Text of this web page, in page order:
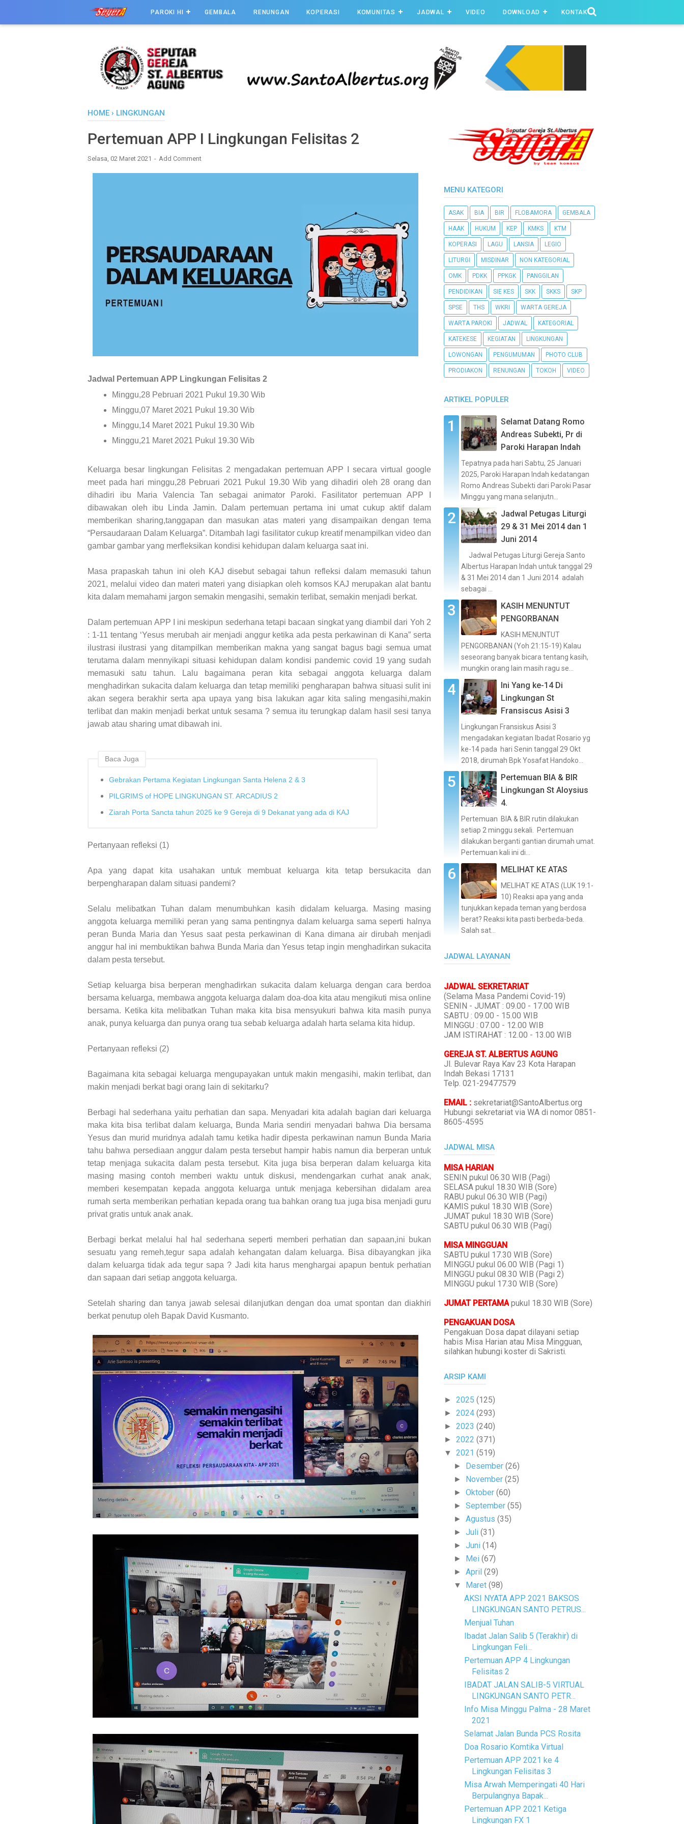
PAROKI HI GEMBALA RENUNGAN KOPERASI KOMUNITAS JADWAL VIDEO DOWNLOAD KONTAK
HOME › LINGKUNGAN
Pertemuan APP I Lingkungan Felisitas 2
Selasa, 02 Maret 2021 Add Comment
Jadwal Pertemuan APP Lingkungan Felisitas 2
Minggu,28 Pebruari 2021 Pukul 19.30 Wib
Minggu,07 Maret 2021 Pukul 19.30 Wib
Minggu,14 Maret 2021 Pukul 19.30 Wib
Minggu,21 Maret 2021 Pukul 19.30 Wib
Keluarga besar lingkungan Felisitas 2 mengadakan pertemuan APP I secara virtual google
meet pada hari minggu,28 Pebruari 2021 Pukul 19.30 Wib yang dihadiri oleh 28 orang dan
dihadiri ibu Maria Valencia Tan sebagai animator Paroki. Fasilitator pertemuan APP I
dibawakan oleh ibu Linda Jamin. Dalam pertemuan pertama ini umat cukup aktif dalam
memberikan sharing,tanggapan dan masukan atas materi yang disampaikan dengan tema
“Persaudaraan Dalam Keluarga”. Ditambah lagi fasilitator cukup kreatif menampilkan video dan
gambar gambar yang merfleksikan kondisi kehidupan dalam keluarga saat ini.
Masa prapaskah tahun ini oleh KAJ disebut sebagai tahun refleksi dalam memasuki tahun
2021, melalui video dan materi materi yang disiapkan oleh komsos KAJ merupakan alat bantu
kita dalam memahami jargon semakin mengasihi, semakin terlibat, semakin menjadi berkat.
Dalam pertemuan APP I ini meskipun sederhana tetapi bacaan singkat yang diambil dari Yoh 2
: 1-11 tentang ‘Yesus merubah air menjadi anggur ketika ada pesta perkawinan di Kana” serta
ilustrasi ilustrasi yang ditampilkan memberikan makna yang sangat bagus bagi semua umat
terutama dalam mennyikapi situasi kehidupan dalam kondisi pandemic covid 19 yang sudah
memasuki satu tahun. Lalu bagaimana peran kita sebagai anggota keluarga dalam
menghadirkan sukacita dalam keluarga dan tetap memiliki pengharapan bahwa situasi sulit ini
akan segera berakhir serta apa upaya yang bisa lakukan agar kita saling mengasihi,makin
terlibat dan makin menjadi berkat untuk sesama ? semua itu terungkap dalam hasil sesi tanya
jawab atau sharing umat dibawah ini.
Baca Juga
Gebrakan Pertama Kegiatan Lingkungan Santa Helena 2 & 3
PILGRIMS of HOPE LINGKUNGAN ST. ARCADIUS 2
Ziarah Porta Sancta tahun 2025 ke 9 Gereja di 9 Dekanat yang ada di KAJ
Pertanyaan refleksi (1)
Apa yang dapat kita usahakan untuk membuat keluarga kita tetap bersukacita dan
berpengharapan dalam situasi pandemi?
Selalu melibatkan Tuhan dalam menumbuhkan kasih didalam keluarga. Masing masing
anggota keluarga memiliki peran yang sama pentingnya dalam keluarga sama seperti halnya
peran Bunda Maria dan Yesus saat pesta perkawinan di Kana dimana air dirubah menjadi
anggur hal ini membuktikan bahwa Bunda Maria dan Yesus tetap ingin menghadirkan sukacita
dalam pesta tersebut.
Setiap keluarga bisa berperan menghadirkan sukacita dalam keluarga dengan cara berdoa
bersama keluarga, membawa anggota keluarga dalam doa-doa kita atau mengikuti misa online
bersama. Ketika kita melibatkan Tuhan maka kita bisa mensyukuri bahwa kita masih punya
anak, punya keluarga dan punya orang tua sebab keluarga adalah harta selama kita hidup.
Pertanyaan refleksi (2)
Bagaimana kita sebagai keluarga mengupayakan untuk makin mengasihi, makin terlibat, dan
makin menjadi berkat bagi orang lain di sekitarku?
Berbagi hal sederhana yaitu perhatian dan sapa. Menyadari kita adalah bagian dari keluarga
maka kita bisa terlibat dalam keluarga, Bunda Maria sendiri menyadari bahwa Dia bersama
Yesus dan murid muridnya adalah tamu ketika hadir dipesta perkawinan namun Bunda Maria
tahu bahwa persediaan anggur dalam pesta tersebut hampir habis namun dia berperan untuk
tetap menjaga sukacita dalam pesta tersebut. Kita juga bisa berperan dalam keluarga kita
masing masing contoh memberi waktu untuk diskusi, mendengarkan curhat anak anak,
memberi kesempatan kepada anggota keluarga untuk menjaga kebersihan didalam area
rumah serta memberikan perhatian kepada orang tua bahkan orang tua juga bisa menjadi guru
privat gratis untuk anak anak.
Berbagi berkat melalui hal hal sederhana seperti memberi perhatian dan sapaan,ini bukan
sesuatu yang remeh,tegur sapa adalah kehangatan dalam keluarga. Bisa dibayangkan jika
dalam keluarga tidak ada tegur sapa ? Jadi kita harus menghargai apapun bentuk perhatian
dan sapaan dari setiap anggota keluarga.
Setelah sharing dan tanya jawab selesai dilanjutkan dengan doa umat spontan dan diakhiri
berkat penutup oleh Bapak David Kusmanto.
MENU KATEGORI
ASAK BIA BIR FLOBAMORA GEMBALA
HAAK HUKUM KEP KMKS KTM
KOPERASI LAGU LANSIA LEGIO
LITURGI MISDINAR NON KATEGORIAL
OMK PDKK PPKGK PANGGILAN
PENDIDIKAN SIE KES SKK SKKS SKP
SPSE THS WKRI WARTA GEREJA
WARTA PAROKI JADWAL KATEGORIAL
KATEKESE KEGIATAN LINGKUNGAN
LOWONGAN PENGUMUMAN PHOTO CLUB
PRODIAKON RENUNGAN TOKOH VIDEO
ARTIKEL POPULER
Selamat Datang Romo
Andreas Subekti, Pr di
Paroki Harapan Indah
Tepatnya pada hari Sabtu, 25 Januari
2025, Paroki Harapan Indah kedatangan
Romo Andreas Subekti dari Paroki Pasar
Minggu yang mana selanjutn...
Jadwal Petugas Liturgi
29 & 31 Mei 2014 dan 1
Juni 2014
Jadwal Petugas Liturgi Gereja Santo
Albertus Harapan Indah untuk tanggal 29
& 31 Mei 2014 dan 1 Juni 2014 adalah
sebagai ...
KASIH MENUNTUT
PENGORBANAN
KASIH MENUNTUT
PENGORBANAN (Yoh 21:15-19) Kalau
seseorang banyak bicara tentang kasih,
mungkin orang lain masih ragu se...
Ini Yang ke-14 Di
Lingkungan St
Fransiscus Asisi 3
Lingkungan Fransiskus Asisi 3
mengadakan kegiatan Ibadat Rosario yg
ke-14 pada hari Senin tanggal 29 Okt
2018, dirumah Bpk Yosafat Handoko...
Pertemuan BIA & BIR
Lingkungan St Aloysius
4.
Pertemuan BIA & BIR rutin dilakukan
setiap 2 minggu sekali. Pertemuan
dilakukan berganti gantian dirumah umat.
Pertemuan kali ini di...
MELIHAT KE ATAS
MELIHAT KE ATAS (LUK 19:1-
10) Reaksi apa yang anda
tunjukkan kepada teman yang berdosa
berat? Reaksi kita pasti berbeda-beda.
Salah sat...
JADWAL LAYANAN
JADWAL SEKRETARIAT
(Selama Masa Pandemi Covid-19)
SENIN - JUMAT : 09.00 - 17.00 WIB
SABTU : 09.00 - 15.00 WIB
MINGGU : 07.00 - 12.00 WIB
JAM ISTIRAHAT : 12.00 - 13.00 WIB
GEREJA ST. ALBERTUS AGUNG
Jl. Bulevar Raya Kav 23 Kota Harapan
Indah Bekasi 17131
Telp. 021-29477579
EMAIL : sekretariat@SantoAlbertus.org
Hubungi sekretariat via WA di nomor 0851-
8605-4595
JADWAL MISA
MISA HARIAN
SENIN pukul 06.30 WIB (Pagi)
SELASA pukul 18.30 WIB (Sore)
RABU pukul 06.30 WIB (Pagi)
KAMIS pukul 18.30 WIB (Sore)
JUMAT pukul 18.30 WIB (Sore)
SABTU pukul 06.30 WIB (Pagi)
MISA MINGGUAN
SABTU pukul 17.30 WIB (Sore)
MINGGU pukul 06.00 WIB (Pagi 1)
MINGGU pukul 08.30 WIB (Pagi 2)
MINGGU pukul 17.30 WIB (Sore)
JUMAT PERTAMA pukul 18.30 WIB (Sore)
PENGAKUAN DOSA
Pengakuan Dosa dapat dilayani setiap
habis Misa Harian atau Misa Mingguan,
silahkan hubungi koster di Sakristi.
ARSIP KAMI
► 2025 (125)
► 2024 (293)
► 2023 (240)
► 2022 (371)
▼ 2021 (519)
► Desember(26)
► November(25)
►Oktober(60)
►September(55)
►Agustus(35)
►Juli(31)
►Juni(14)
► Mei(67)
►April(29)
▼ Maret(98)
AKSI NYATA APP 2021 BAKSOS
LINGKUNGAN SANTO PETRUS...
Menjual Tuhan
Ibadat Jalan Salib 5 (Terakhir) di
Lingkungan Feli...
Pertemuan APP 4 Lingkungan
Felisitas 2
IBADAT JALAN SALIB-5 VIRTUAL
LINGKUNGAN SANTO PETR...
Info Misa Minggu Palma - 28 Maret
2021
Selamat Jalan Bunda PCS Rosita
Doa Rosario Komtika Virtual
Pertemuan APP 2021 ke 4
Lingkungan Felisitas 3
Misa Arwah Memperingati 40 Hari
Berpulangnya Bapak...
Pertemuan APP 2021 Ketiga
Lingkungan FX 1